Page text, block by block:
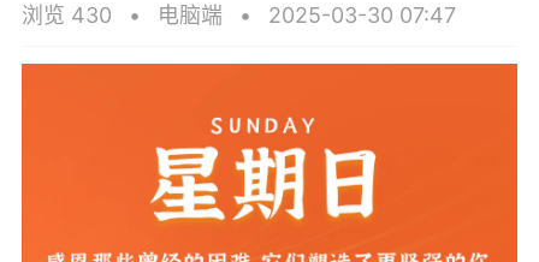
浏览 430 • 电脑端 • 2025-03-30 07:47